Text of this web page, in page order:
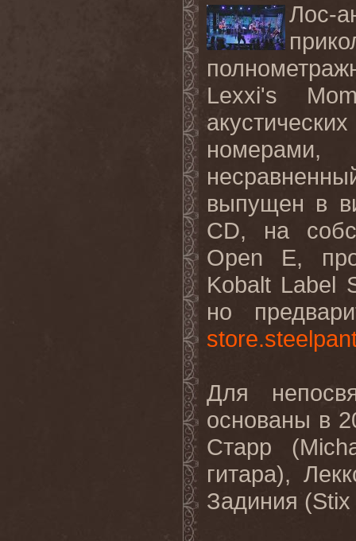
Лос-
Lexxi's
выпущен в
CD, на
Open
E,
Kobalt Label
но
store.
Для
основаны в
Старр (
гитара),
Задиния (Stix